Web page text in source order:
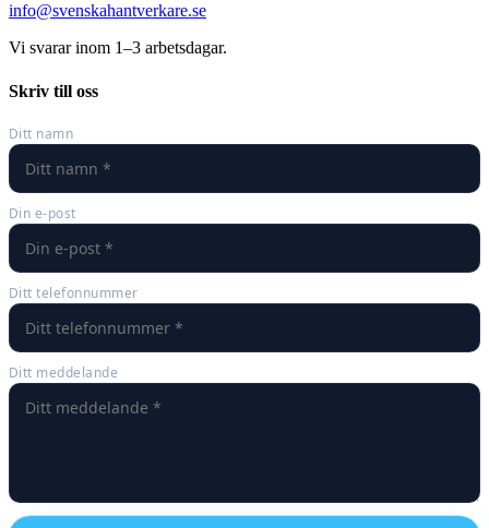
info@svenskahantverkare.se
Vi svarar inom 1–3 arbetsdagar.
Skriv till oss
Ditt namn
Din e-post
Ditt telefonnummer
Ditt meddelande